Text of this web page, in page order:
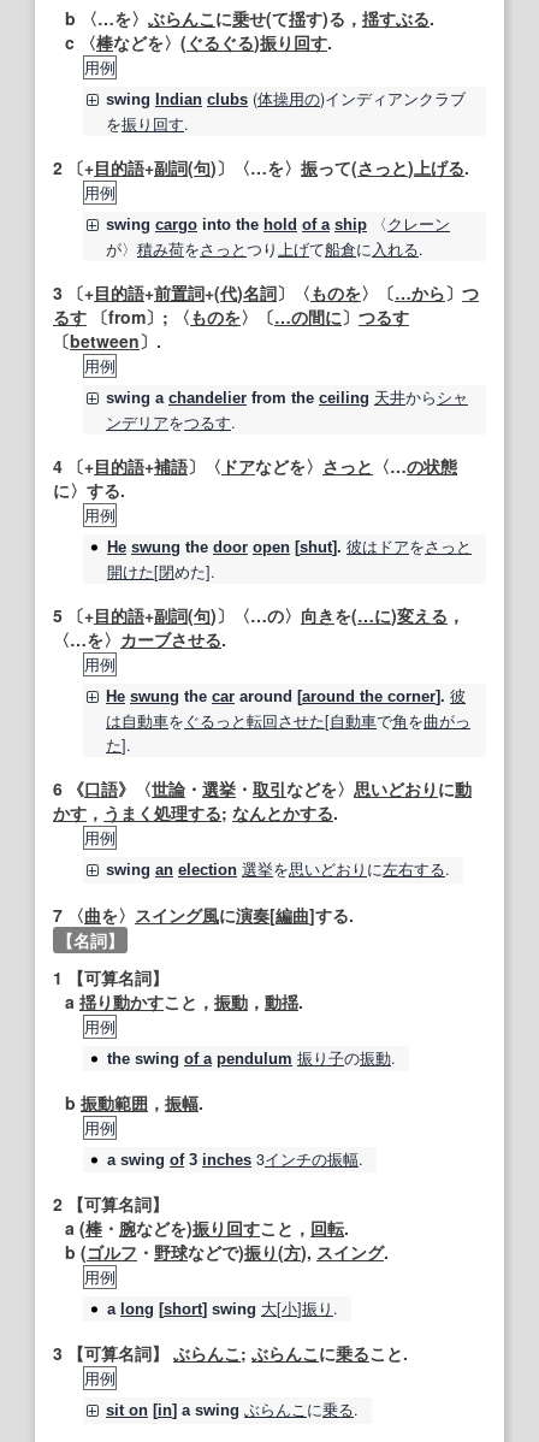
b 〈…を〉 ぶらんこに乗せ(て揺す)る， 揺すぶる.
c 〈棒などを〉( ぐるぐる)振り回す.
用例
swing Indian clubs (体操用の)インディアンクラブ
を振り回す.
2 〔+目的語+副詞(句)〕〈…を〉 振って(さっと)上げる.
用例
swing cargo into the hold of a ship 〈クレーン
が〉 積み荷をさっとつり上げて船倉に入れる.
3 〔+目的語+前置詞+(代)名詞〕〈ものを〉〔…から〕 つ
るす 〔from〕; 〈ものを〉〔…の間に〕 つるす
〔between〕.
用例
swing a chandelier from the ceiling 天井からシャ
ンデリアをつるす.
4 〔+目的語+補語〕〈 ドアなどを〉 さっと 〈…の状態
に〉する.
用例
He swung the door open [shut]. 彼は ドアをさっと
開けた[閉めた].
5 〔+目的語+副詞(句)〕〈…の〉 向きを(…に)変える ，
〈…を〉 カーブさせる.
用例
He swung the car around [around the corner]. 彼
は自動車を ぐるっと転回させた[自動車で角を曲がっ
た].
6 《口語》〈世論 ・ 選挙 ・ 取引などを〉 思いどおり に動
かす ， うまく処理する; なんとかする.
用例
swing an election 選挙を思いどおり に左右する.
7 〈曲を〉 スイング風に演奏[編曲]する.
【名詞】
1
【可算名詞】
a 揺り動かすこと， 振動 ， 動揺.
用例
the swing of a pendulum 振り子の振動.
b 振動範囲 ， 振幅.
用例
a swing of3 inches 3インチの振幅.
2 【可算名詞】
a (棒 ・ 腕などを)振り回すこと， 回転.
b (ゴルフ ・ 野球などで)振り(方), スイング.
用例
a long [short] swing 大[小]振り .
3 【可算名詞】 ぶらんこ; ぶらんこに乗ること.
用例
sit on [in] a swing ぶらんこ に乗る.